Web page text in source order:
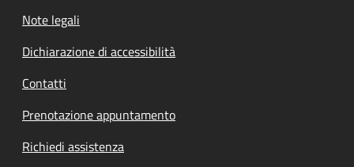
Note legali
Dichiarazione di accessibilità
Contatti
Prenotazione appuntamento
Richiedi assistenza